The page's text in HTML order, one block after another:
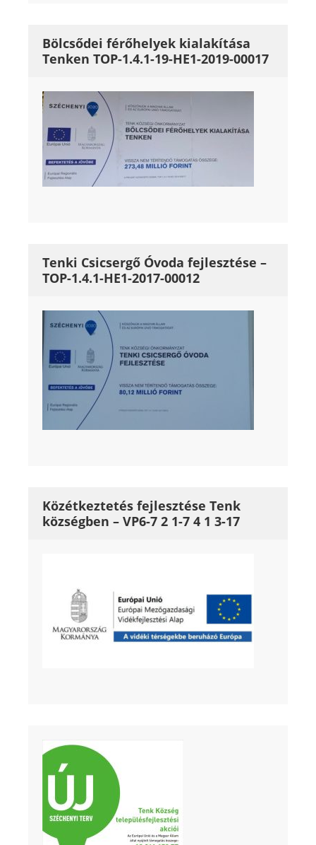
Bölcsődei férőhelyek kialakítása
Tenken TOP-1.4.1-19-HE1-2019-00017
Tenki Csicsergő Óvoda fejlesztése –
TOP-1.4.1-HE1-2017-00012
Közétkeztetés fejlesztése Tenk
községben – VP6-7 2 1-7 4 1 3-17